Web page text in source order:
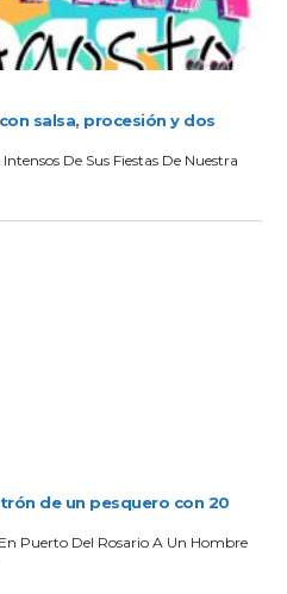
salsa, procesión y dos
De Sus Fiestas De Nuestra
de un pesquero con 20
Puerto Del Rosario A Un Hombre